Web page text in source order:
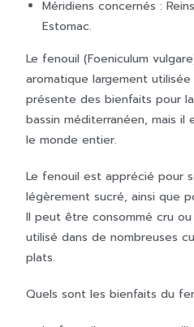
Méridiens concernés :
Estomac.
Le fenouil (Foeniculum
aromatique largement
présente des bienfaits pour
bassin méditerranéen, mais il
le monde entier.
Le fenouil est apprécié pour
légèrement sucré, ainsi que
Il peut être consommé cru
utilisé dans de nombreuses
plats.
Quels sont les bienfaits du